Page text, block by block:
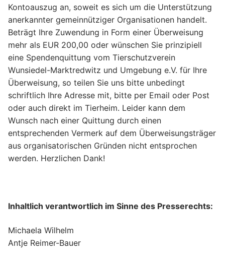
Kontoauszug an, soweit es sich um die Unterstützung
anerkannter gemeinnütziger Organisationen handelt.
Beträgt Ihre Zuwendung in Form einer Überweisung
mehr als EUR 200,00 oder wünschen Sie prinzipiell
eine Spendenquittung vom Tierschutzverein
Wunsiedel-Marktredwitz und Umgebung e.V. für Ihre
Überweisung, so teilen Sie uns bitte unbedingt
schriftlich Ihre Adresse mit, bitte per Email oder Post
oder auch direkt im Tierheim. Leider kann dem
Wunsch nach einer Quittung durch einen
entsprechenden Vermerk auf dem Überweisungsträger
aus organisatorischen Gründen nicht entsprochen
werden. Herzlichen Dank!
Inhaltlich verantwortlich im Sinne des Presserechts:
Michaela Wilhelm
Antje Reimer-Bauer